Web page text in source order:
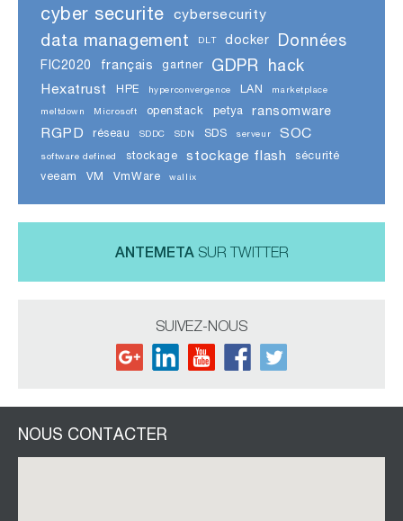
cyber securite cybersecurity
data management DLT docker Données
FIC2020 français gartner GDPR hack
Hexatrust HPE hyperconvergence LAN marketplace
meltdown Microsoft openstack petya ransomware
RGPD réseau SDDC SDN SDS serveur SOC
software defined stockage stockage flash
sécurité
veeam
VM VmWare wallix
ANTEMETASUR TWITTER
SUIVEZ-NOUS
NOUS CONTACTER